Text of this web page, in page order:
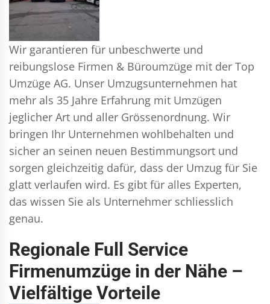
Wir garantieren für unbeschwerte und
reibungslose Firmen & Büroumzüge mit der Top
Umzüge AG. Unser Umzugsunternehmen hat
mehr als 35 Jahre Erfahrung mit Umzügen
jeglicher Art und aller Grössenordnung. Wir
bringen Ihr Unternehmen wohlbehalten und
sicher an seinen neuen Bestimmungsort und
sorgen gleichzeitig dafür, dass der Umzug für Sie
glatt verlaufen wird. Es gibt für alles Experten,
das wissen Sie als Unternehmer schliesslich
genau.
Regionale Full Service
Firmenumzüge in der Nähe –
Vielfältige Vorteile